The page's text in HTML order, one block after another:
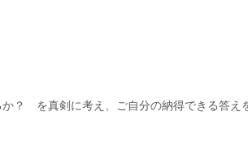
？ を真剣に考え、ご自分の納得できる答え